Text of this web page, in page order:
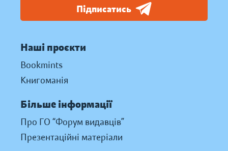
Підписатись
Наші проєкти
Bookmints
Книгоманія
Більше інформації
Про ГО “Форум видавців”
Презентаційні матеріали